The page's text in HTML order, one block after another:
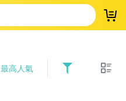
登
最高人氣